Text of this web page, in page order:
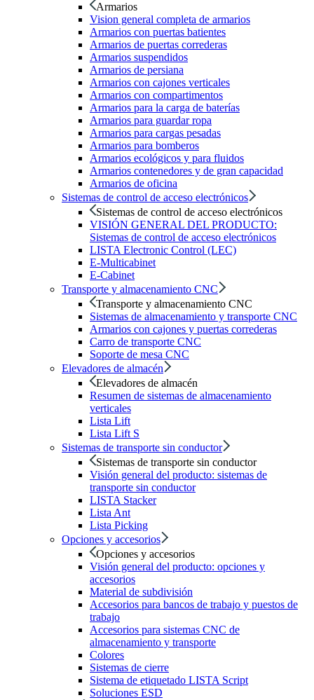
Armarios
Vision general completa de armarios
Armarios con puertas batientes
Armarios de puertas correderas
Armarios suspendidos
Armarios de persiana
Armarios con cajones verticales
Armarios con compartimentos
Armarios para la carga de baterías
Armarios para guardar ropa
Armarios para cargas pesadas
Armarios para bomberos
Armarios ecológicos y para fluidos
Armarios contenedores y de gran capacidad
Armarios de oficina
Sistemas de control de acceso electrónicos
Sistemas de control de acceso electrónicos
VISIÓN GENERAL DEL PRODUCTO:
Sistemas de control de acceso electrónicos
LISTA Electronic Control (LEC)
E-Multicabinet
E-Cabinet
Transporte y almacenamiento CNC
Transporte y almacenamiento CNC
Sistemas de almacenamiento y transporte CNC
Armarios con cajones y puertas correderas
Carro de transporte CNC
Soporte de mesa CNC
Elevadores de almacén
Elevadores de almacén
Resumen de sistemas de almacenamiento
verticales
Lista Lift
Lista Lift S
Sistemas de transporte sin conductor
Sistemas de transporte sin conductor
Visión general del producto: sistemas de
transporte sin conductor
LISTA Stacker
Lista Ant
Lista Picking
Opciones y accesorios
Opciones y accesorios
Visión general del producto: opciones y
accesorios
Material de subdivisión
Accesorios para bancos de trabajo y puestos de
trabajo
Accesorios para sistemas CNC de
almacenamiento y transporte
Colores
Sistemas de cierre
Sistema de etiquetado LISTA Script
Soluciones ESD